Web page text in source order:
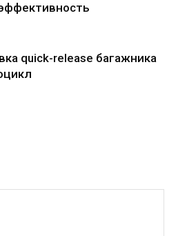
quick-release багажника